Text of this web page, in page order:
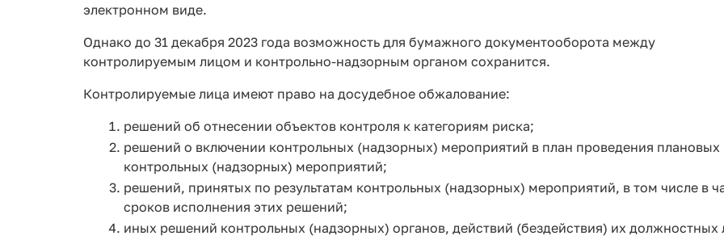
электронном виде.
Однако до 31 декабря 2023 года возможность для бумажного документооборота между
контролируемым лицом и контрольно-надзорным органом сохранится.
Контролируемые лица имеют право на досудебное обжалование:
решений об отнесении объектов контроля к категориям риска;
решений о включении контрольных (надзорных) мероприятий в план проведения плановых
контрольных (надзорных) мероприятий;
решений, принятых по результатам контрольных (надзорных) мероприятий, в том числе в
сроков исполнения этих решений;
иных решений контрольных (надзорных) органов, действий (бездействия) их должностных